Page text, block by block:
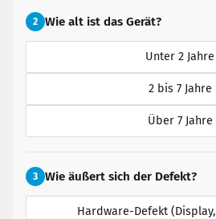
2 Wie alt ist das Gerät?
Unter 2 Jahre
2 bis 7 Jahre
Über 7 Jahre
3 Wie äußert sich der Defekt?
Hardware-Defekt